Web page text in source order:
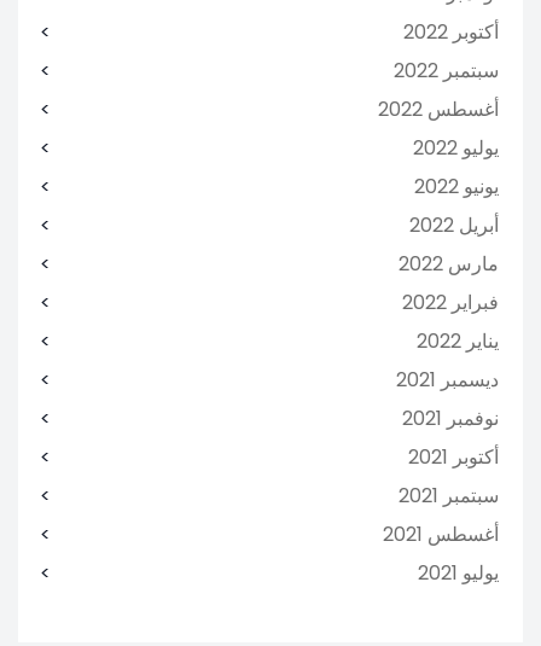
أكتوبر 2022
سبتمبر 2022
أغسطس 2022
يوليو 2022
يونيو 2022
أبريل 2022
مارس 2022
فبراير 2022
يناير 2022
ديسمبر 2021
نوفمبر 2021
أكتوبر 2021
سبتمبر 2021
أغسطس 2021
يوليو 2021